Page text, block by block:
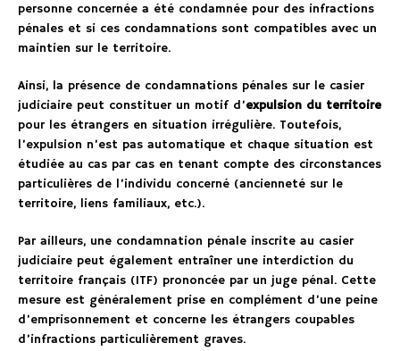
personne concernée a été condamnée pour des infractions
pénales et si ces condamnations sont compatibles avec un
maintien sur le territoire.
Ainsi, la présence de condamnations pénales sur le casier
judiciaire peut constituer un motif d’expulsion du territoire
pour les étrangers en situation irrégulière. Toutefois,
l’expulsion n’est pas automatique et chaque situation est
étudiée au cas par cas en tenant compte des circonstances
particulières de l’individu concerné (ancienneté sur le
territoire, liens familiaux, etc.).
Par ailleurs, une condamnation pénale inscrite au casier
judiciaire peut également entraîner une interdiction du
territoire français (ITF) prononcée par un juge pénal. Cette
mesure est généralement prise en complément d’une peine
d’emprisonnement et concerne les étrangers coupables
d’infractions particulièrement graves.